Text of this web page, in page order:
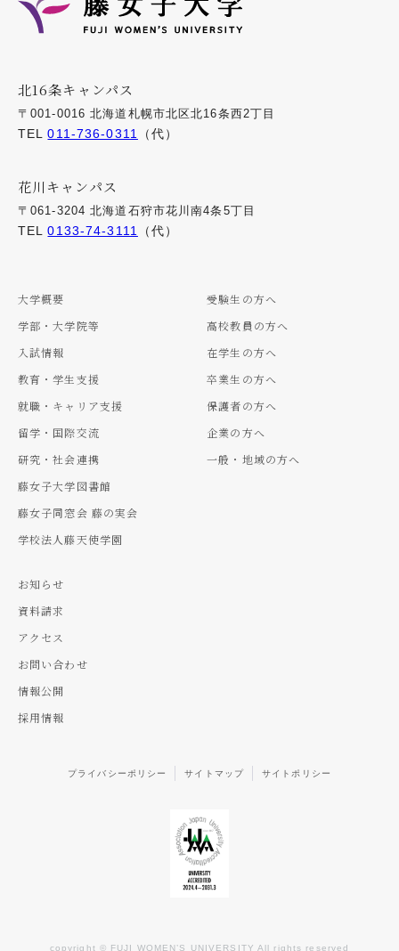
北16条キャンパス
〒001-0016 北海道札幌市北区北16条西2丁目
TEL011-736-0311 （代）
花川キャンパス
〒061-3204 北海道石狩市花川南4条5丁目
TEL0133-74-3111 （代）
大学概要
学部・大学院等
入試情報
教育・学生支援
就職・キャリア支援
留学・国際交流
研究・社会連携
藤女子大学図書館
藤女子同窓会 藤の実会
学校法人藤天使学園
受験生の方へ
高校教員の方へ
在学生の方へ
卒業生の方へ
保護者の方へ
企業の方へ
一般・地域の方へ
お知らせ
資料請求
アクセス
お問い合わせ
情報公開
採用情報
プライバシーポリシー サイトマップ サイトポリシー
copyright © FUJI WOMEN’S UNIVERSITY All rights reserved